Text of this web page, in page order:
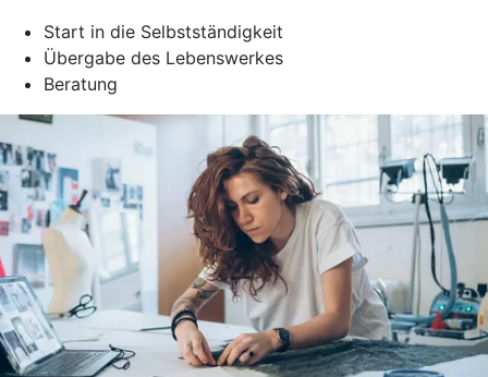
Start in die Selbstständigkeit
Übergabe des Lebenswerkes
Beratung